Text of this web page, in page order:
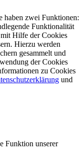
haben zwei Funktionen:
Funktionalität
Hilfe der Cookies
Hierzu werden
gesammelt und
der Cookies
zu Cookies
und
Funktion unserer